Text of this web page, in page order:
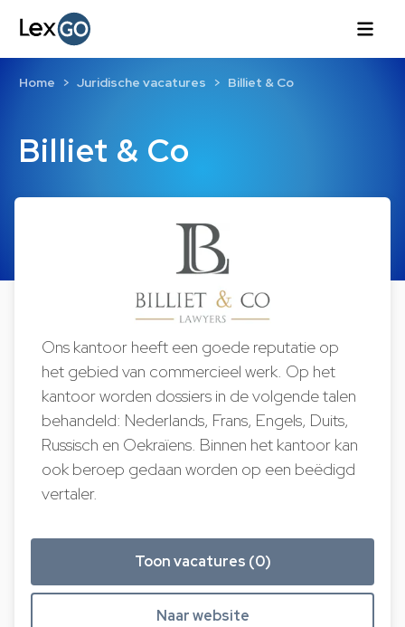
Billiet & Co
Home Juridische vacatures Billiet & Co
Ons kantoor heeft een goede reputatie op
het gebied van commercieel werk. Op het
kantoor worden dossiers in de volgende talen
behandeld: Nederlands, Frans, Engels, Duits,
Russisch en Oekraïens. Binnen het kantoor kan
ook beroep gedaan worden op een beëdigd
vertaler.
Toon vacatures (0)
Naar website